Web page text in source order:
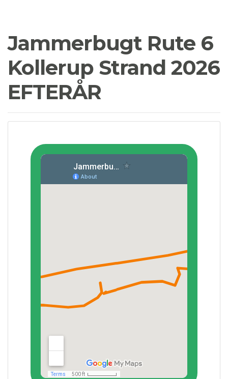
Jammerbugt Rute 6
Kollerup Strand 2026
EFTERÅR